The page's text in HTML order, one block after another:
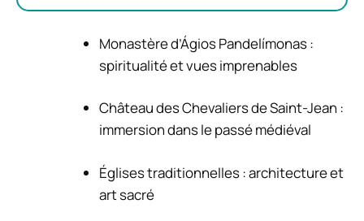
Monastère d’Ágios Pandelímonas :
spiritualité et vues imprenables
Château des Chevaliers de Saint-Jean :
immersion dans le passé médiéval
Églises traditionnelles : architecture et
art sacré